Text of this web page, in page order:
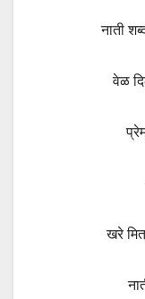
नाती
वेळ
खरे